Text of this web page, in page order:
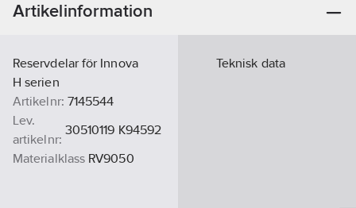
Artikelinformation
Reservdelar för Innova
H serien
Artikelnr: 7145544
Lev.
artikelnr:
30510119 K94592
Materialklass RV9050
Teknisk data